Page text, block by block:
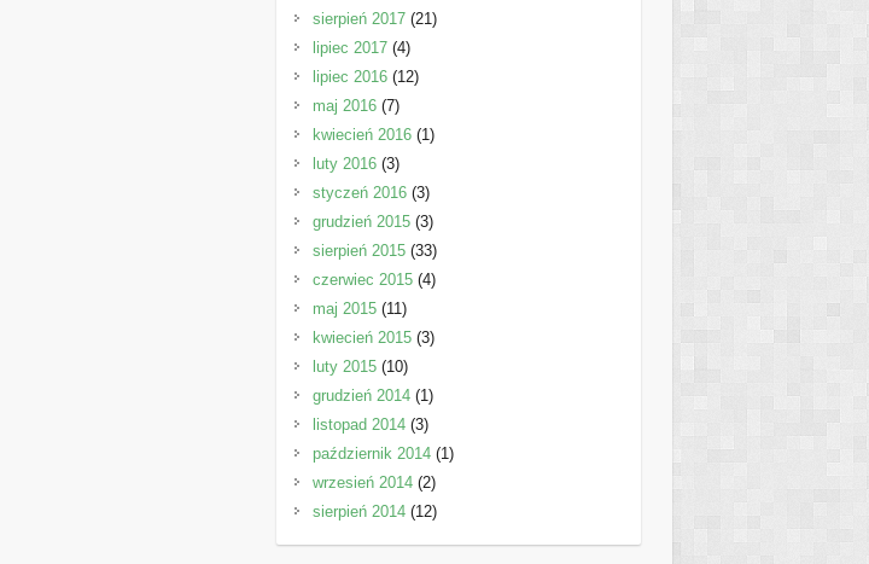
sierpień 2017(21)
lipiec 2017(4)
lipiec 2016(12)
maj 2016(7)
kwiecień 2016(1)
luty 2016(3)
styczeń 2016(3)
grudzień 2015(3)
sierpień 2015(33)
czerwiec 2015(4)
maj 2015(11)
kwiecień 2015(3)
luty 2015(10)
grudzień 2014(1)
listopad 2014(3)
październik 2014(1)
wrzesień 2014(2)
sierpień 2014(12)